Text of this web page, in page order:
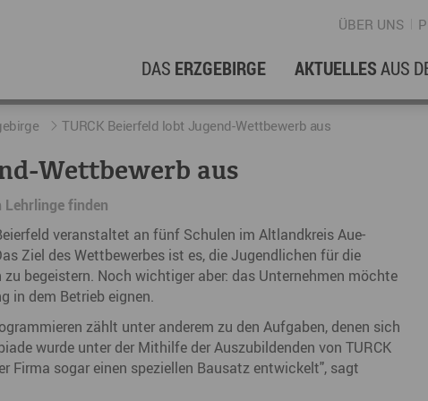
ÜBER UNS
DAS ERZGEBIRGE
WIRTSCHAFTSREGION
Stellenangebote im Erzgebirge
Wirtschaftsstandort
Arbeiten im Erzgebirge
Coworking Spaces im Erzgebirge
DER FILM
AKTUELLESAUS
ERFOLGSGESCHICHTEN
hERZgeschichten
Unternehmensgeschichten
kurz ERZählt
TURCK Beierfeld lobt Jugend-Wettbewerb aus
Wettbewerb aus
finden
veranstaltet an fünf Schulen im Altlandkreis Aue-
Ziel des Wettbewerbes ist es, die Jugendlichen für die
begeistern. Noch wichtiger aber: das Unternehmen möchte
in dem Betrieb eignen.
zählt unter anderem zu den Aufgaben, denen sich
wurde unter der Mithilfe der Auszubildenden von TURCK
Firma sogar einen speziellen Bausatz entwickelt", sagt